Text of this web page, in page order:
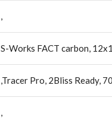
,
S-Works FACT carbon,
,Tracer Pro, 2Bliss Ready,
,